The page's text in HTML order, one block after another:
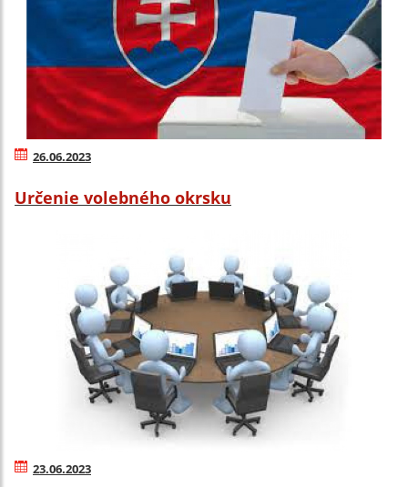
26.06.2023
Určenie volebného okrsku
23.06.2023